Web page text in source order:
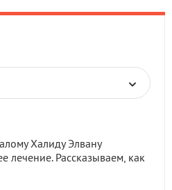
Халиду Элвану
лечение. Рассказываем, как